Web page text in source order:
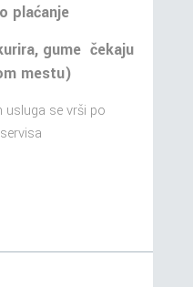
plaćanje
gume čekaju
mestu)
usluga se vrši po